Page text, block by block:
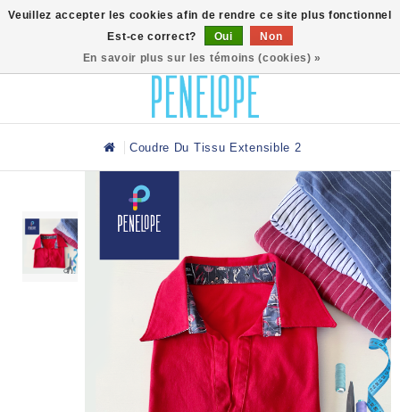
Coudre Du Tissu Extensible 2
Veuillez accepter les cookies afin de rendre ce site plus fonctionnel
Est-ce correct?
Oui
Non
En savoir plus sur les témoins (cookies) »